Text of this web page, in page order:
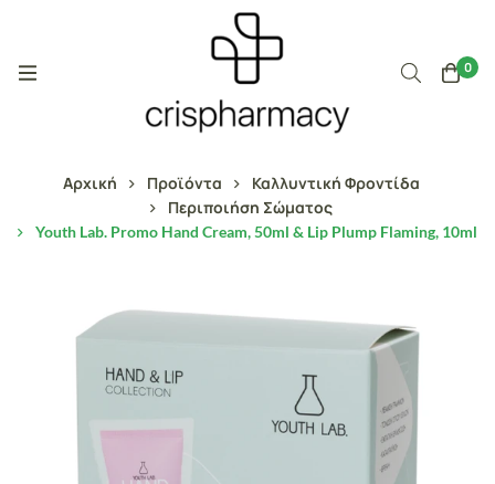
0
Αρχική Προϊόντα
Καλλυντική Φροντίδα
Περιποιήση Σώματος
Youth Lab. Promo Hand Cream, 50ml & Lip Plump Flaming, 10ml